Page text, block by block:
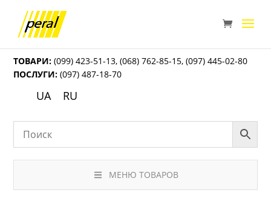
ТОВАРИ: (099) 423-51-13,(068) 762-85-15,(097) 445-02-80
ПОСЛУГИ: (097) 487-18-70
UA RU
МЕНЮ ТОВАРОВ